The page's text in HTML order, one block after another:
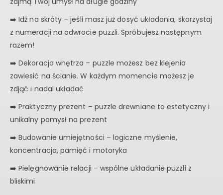
➡️️ Idź na skróty – jeśli masz już dosyć układania, skorzystaj
z numeracji na odwrocie puzzli. Spróbujesz następnym
razem!
➡️️ Dekoracja wnętrza – puzzle możesz bez klejenia
zawiesić na ścianie. W każdym momencie możesz je
zdjąć i nadal układać
➡️️ Praktyczny prezent – puzzle drewniane to estetyczny i
unikalny pomysł na prezent
➡️️ Budowanie umiejętności – logiczne myślenie,
koncentracja, pamięć i motoryka
➡️️ Pielęgnowanie relacji – wspólne układanie puzzli z
bliskimi